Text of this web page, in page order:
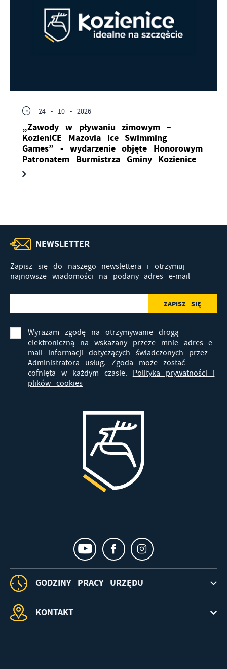
24 - 10 - 2026
„Zawody w pływaniu zimowym –
KozienICE Mazovia Ice Swimming
Games” - wydarzenie objęte Honorowym
Patronatem Burmistrza Gminy Kozienice
NEWSLETTER
Zapisz się do naszego newslettera i otrzymuj
najnowsze wiadomości na podany adres e-mail
Wyrażam zgodę na otrzymywanie drogą
elektroniczną na wskazany przeze mnie adres e-
mail informacji dotyczących świadczonych przez
Administratora usług. Zgoda może zostać
cofnięta w każdym czasie. Polityka prywatności i
plików cookies
GODZINY PRACY URZĘDU
KONTAKT